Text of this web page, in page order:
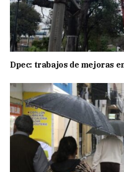
Dpec: trabajos de mejoras